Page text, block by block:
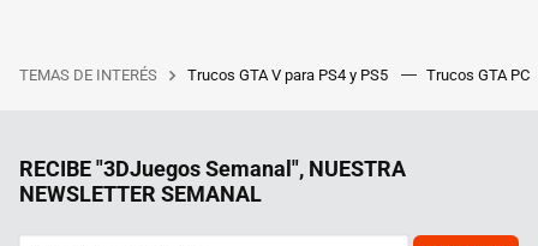
TEMAS DE INTERÉS Trucos GTA V para PS4 y PS5 Trucos GTA PC
RECIBE "3DJuegos Semanal", NUESTRA
NEWSLETTER SEMANAL